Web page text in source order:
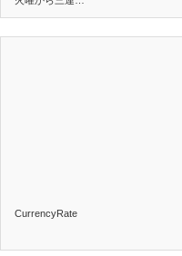
CurrencyRate